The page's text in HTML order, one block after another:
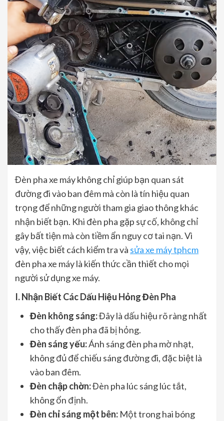
Đèn pha xe máy không chỉ giúp bạn quan sát
đường đi vào ban đêm mà còn là tín hiệu quan
trọng để những người tham gia giao thông khác
nhận biết bạn. Khi đèn pha gặp sự cố, không chỉ
gây bất tiện mà còn tiềm ẩn nguy cơ tai nạn. Vì
vậy, việc biết cách kiểm tra và sửa xe máy tphcm
đèn pha xe máy là kiến thức cần thiết cho mọi
người sử dụng xe máy.
I. Nhận Biết Các Dấu Hiệu Hỏng Đèn Pha
Đèn không sáng:Đây là dấu hiệu rõ ràng nhất
cho thấy đèn pha đã bị hỏng.
Đèn sáng yếu:Ánh sáng đèn pha mờ nhạt,
không đủ để chiếu sáng đường đi, đặc biệt là
vào ban đêm.
Đèn chập chờn:Đèn pha lúc sáng lúc tắt,
không ổn định.
Đèn chỉ sáng một bên: Một trong hai bóng